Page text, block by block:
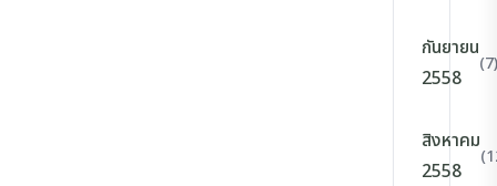
กันยายน
2558
(7)
สิงหาคม
2558